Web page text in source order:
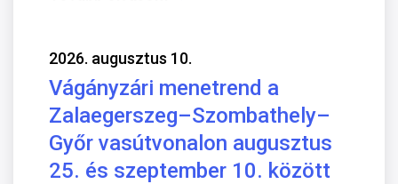
2026. augusztus 10.
Vágányzári menetrend a
Zalaegerszeg–Szombathely–
Győr vasútvonalon augusztus
25. és szeptember 10. között